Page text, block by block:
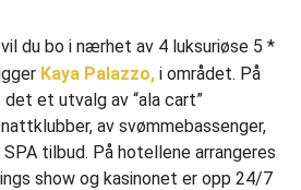
du bo i nærhet av 4 luksuriøse 5 *
Kaya Palazzo, i området. På
et utvalg av “ala cart”
av svømmebassenger,
tilbud. På hotellene arrangeres
show og kasinonet er opp 24/7